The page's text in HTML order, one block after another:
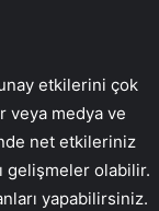
etkilerini çok
veya medya ve
net etkileriniz
gelişmeler olabilir.
yapabilirsiniz.